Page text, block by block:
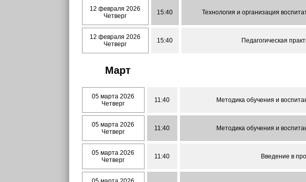
12 февраля 2026
Четверг
15:40 Технология и организация
12 февраля 2026
Четверг
15:40 Педагогическая
Март
05 марта 2026
Четверг
11:40 Методика обучения и
05 марта 2026
Четверг
11:40 Методика обучения и
05 марта 2026
Четверг
11:40 Введение в